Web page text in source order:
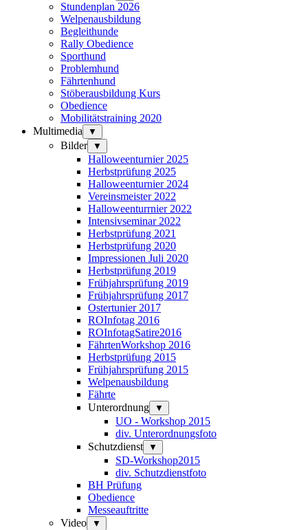
Stundenplan 2026
Welpenausbildung
Begleithunde
Rally Obedience
Sporthund
Problemhund
Fährtenhund
Stöberausbildung Kurs
Obedience
Mobilitätstraining 2020
Multimedia
▼
Bilder ▼
Halloweenturnier 2025
Herbstprüfung 2025
Halloweenturnier 2024
Vereinsmeister 2022
Halloweenturrnier 2022
Intensivseminar 2022
Herbstprüfung 2021
Herbstprüfung 2020
Impressionen Juli 2020
Herbstprüfung 2019
Frühjahrsprüfung 2019
Frühjahrsprüfung 2017
Ostertunier 2017
ROInfotag 2016
ROInfotagSatire2016
FährtenWorkshop 2016
Herbstprüfung 2015
Frühjahrsprüfung 2015
Welpenausbildung
Fährte
Unterordnung
▼
UO - Workshop 2015
div. Unterordnungsfoto
Schutzdienst
▼
SD-Workshop2015
div. Schutzdienstfoto
BH Prüfung
Obedience
Messeauftritte
Video
▼